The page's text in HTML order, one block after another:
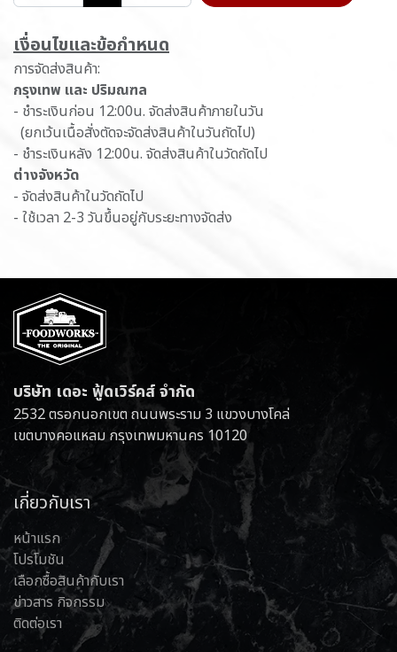
เ​งื่อนไขและข้อกำหนด
การจัดส่งสินค้า:
กรุงเทพ และ ปริมณฑล
- ชำระเงินก่อน 12:00น. จัดส่งสินค้าภายในวัน
(ยกเว้นเนื้อสั่งตัดจะจัดส่งสินค้าในวันถัดไป)
- ชำระเงินหลัง 12:00น. จัดส่งสินค้าในวัดถัดไป
ต่างจังหวัด
- จัดส่งสินค้าในวัดถัดไป
- ใช้เวลา 2-3 วันขึ้นอยู่กับระยะทางจัดส่ง
บริษัท เดอะ ฟู้ดเวิร์คส์ จำกัด
2532 ตรอกนอกเขต ถนนพระราม 3 แขวงบางโคล่
เขตบางคอแหลม กรุงเทพมหานคร 10120
เกี่ยวกับเรา
หน้าแรก
โปรโมชัน
เลือกซื้อสินค้ากับเรา
ข่าวสาร กิจกรรม
ติดต่อเรา